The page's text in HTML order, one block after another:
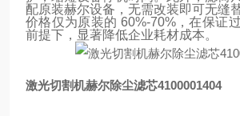
配原装赫尔设备，无需改装即可无缝
价格仅为原装的 60%-70%，在保证
前提下，显著降低企业耗材成本。
激光切割机赫尔除尘滤芯4100001404